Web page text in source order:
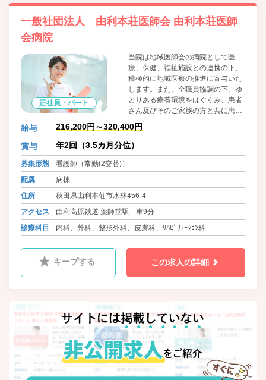
一般社団法人 由利本荘医師会 由利本荘医師
会病院
正社員・パート
当院は地域医師会の病院として医
療、保健、福祉施設との連携の下、
積極的に地域医療の推進に寄与いた
します。また、全職員協調の下、ゆ
とりある療養環境をはぐくみ、患者
さん及びそのご家族の方と共に患者
さんのノーマライゼーションを目指
して努力いたします。全職員は常に
研鑽を積み最新の知識を求め、責任
す。
給与 216,200円～320,400円
賞与 年2回（3.5カ月分位）
募集形態
看護師（常勤(2交替)）
配属
病棟
住所
秋田県由利本荘市水林456-4
アクセス
由利高原鉄道 薬師堂駅 車9分
診療科目
内科、外科、整形外科、皮膚科、ﾘﾊﾋﾞﾘﾃｰｼｮﾝ科
キープする この求人の詳細